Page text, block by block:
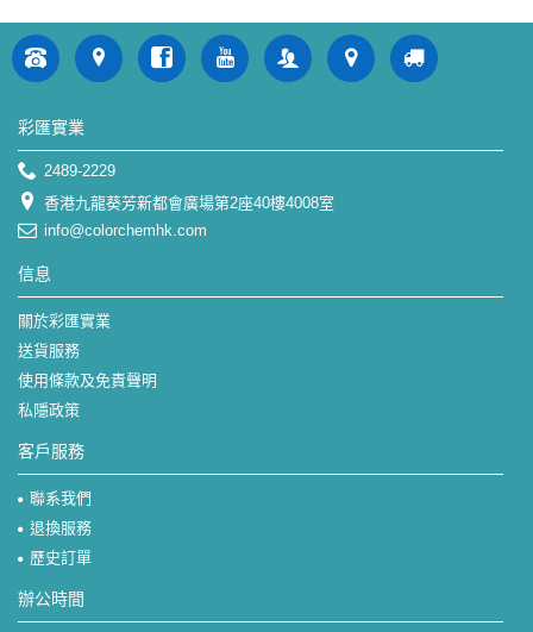
彩匯實業
2489-2229
香港九龍葵芳新都會廣場第2座40樓4008室
info@colorchemhk.com
信息
關於彩匯實業
送貨服務
使用條款及免責聲明
私隱政策
客戶服務
聯系我們
退換服務
歷史訂單
辦公時間